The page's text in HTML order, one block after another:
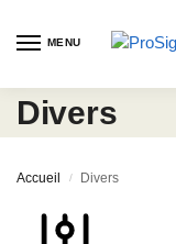
MENU
Divers
Accueil / Divers